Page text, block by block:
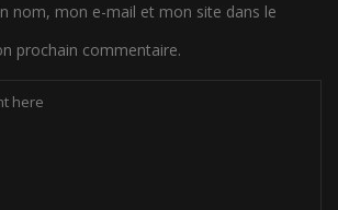
nom, mon e-mail et mon site dans le
prochain commentaire.